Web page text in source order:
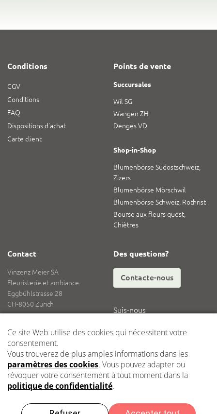
Conditions
CGV
Conditions
FAQ
Dispositions d’achat
Carte client
Points de vente
Succursales
Wil SG
Wangen ZH
Denges VD
Shop-in-Shop
Blumenbörse Südostschweiz,
Zizers
Blumenbörse Mörschwil
Blumenbörse Schweiz, Rothrist
Bourse aux fleurs quest,
Chiètres
Contact
Vinzenz Meier SA
Fleuristerie et ambiance
Eggbühlstrasse 28
CH-8050 Zurich
+41 62 836 08 18
E-mailinfo@vinzenzmeier.ch
Logistique
Dépôt central Kleindöttingen
Des questions?
Contacte-nous
Suis-nous